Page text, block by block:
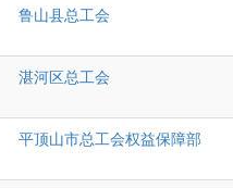
鲁山县总工会
湛河区总工会
平顶山市总工会权益保障部